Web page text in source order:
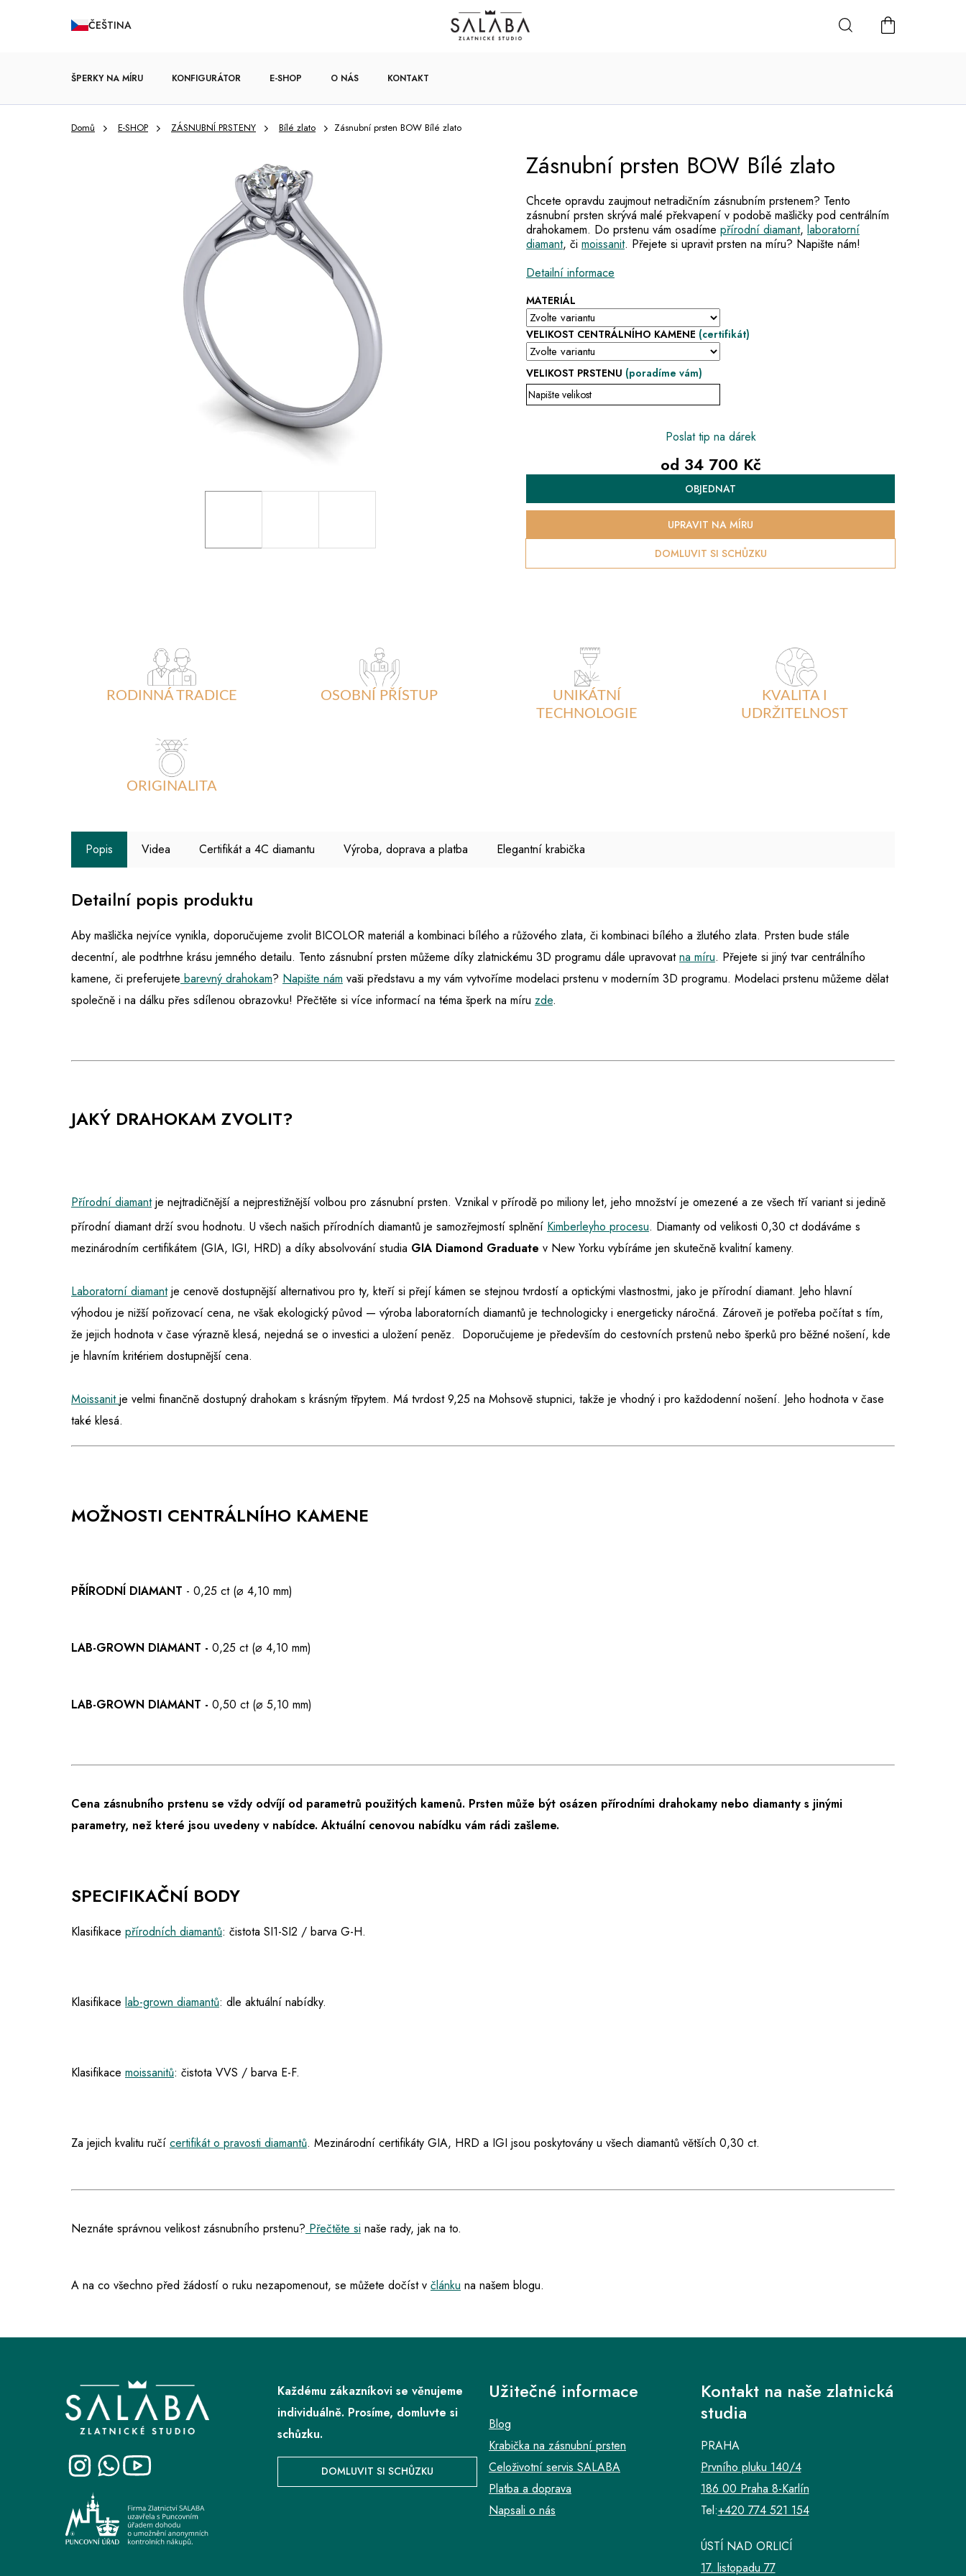
ČEŠTINA
NÁKUPNÍ
ŠPERKY NA MÍRU KONFIGURÁTOR E-SHOP
ZÁSNUBNÍ PRSTENY
O NÁS KONTAKT
Domů E-SHOP ZÁSNUBNÍ PRSTENY Bílé zlato Zásnubní prsten BOW Bílé zlato
MATERIÁL
VELIKOST CENTRÁLNÍHO KAMENE (certifikát)
VELIKOST PRSTENU (poradíme vám)
Chcete opravdu zaujmout netradičním zásnubním prstenem? Tento
zásnubní prsten skrývá malé překvapení v podobě mašličky pod centrálním
drahokamem. Do prstenu vám osadíme přírodní diamant, laboratorní
diamant, či moissanit. Přejete si upravit prsten na míru? Napište nám!
Detailní informace
Zásnubní prsten BOW Bílé zlato
Poslat tip na dárek
od 34 700 Kč
Měrná
cena:
OBJEDNAT
DOMLUVIT SI SCHŮZKU
UPRAVIT NA MÍRU
RODINNÁ TRADICE OSOBNÍ PŘÍSTUP
UNIKÁTNÍ
TECHNOLOGIE
KVALITA I
UDRŽITELNOST
ORIGINALITA
Popis Videa Certifikát a 4C diamantu Výroba, doprava a platba Elegantní krabička
Detailní popis produktu
Aby mašlička nejvíce vynikla, doporučujeme zvolit BICOLOR materiál a kombinaci bílého a růžového zlata, či kombinaci bílého a žlutého zlata. Prsten bude stále
decentní, ale podtrhne krásu jemného detailu. Tento zásnubní prsten můžeme díky zlatnickému 3D programu dále upravovatna míru. Přejete si jiný tvar centrálního
kamene, či preferujete barevný drahokam? Napište nám vaši představu a my vám vytvoříme modelaci prstenu v moderním 3D programu. Modelaci prstenu můžeme dělat
společně i na dálku přes sdílenou obrazovku! Přečtěte si více informací na téma šperk na míru zde.
JAKÝ DRAHOKAM ZVOLIT?
Přírodní diamantje nejtradičnější a nejprestižnější volbou pro zásnubní prsten. Vznikal v přírodě po miliony let, jeho množství je omezené a ze všech tří variant si jedině
přírodní diamant drží svou hodnotu. U všech našich přírodních diamantů je samozřejmostí splnění Kimberleyho procesu. Diamanty od velikosti 0,30 ct dodáváme s
mezinárodním certifikátem (GIA, IGI, HRD) a díky absolvování studia GIA Diamond Graduate v New Yorku vybíráme jen skutečně kvalitní kameny.
Laboratorní diamant je cenově dostupnější alternativou pro ty, kteří si přejí kámen se stejnou tvrdostí a optickými vlastnostmi, jako je přírodní diamant. Jeho hlavní
výhodou je nižší pořizovací cena, ne však ekologický původ — výroba laboratorních diamantů je technologicky i energeticky náročná. Zároveň je potřeba počítat s tím,
že jejich hodnota v čase výrazně klesá, nejedná se o investici a uložení peněz. Doporučujeme je především do cestovních prstenů nebo šperků pro běžné nošení, kde
je hlavním kritériem dostupnější cena.
Moissanit je velmi finančně dostupný drahokam s krásným třpytem. Má tvrdost 9,25 na Mohsově stupnici, takže je vhodný i pro každodenní nošení. Jeho hodnota v čase
také klesá.
MOŽNOSTI CENTRÁLNÍHO KAMENE
PŘÍRODNÍ DIAMANT - 0,25 ct (⌀ 4,10 mm)
LAB-GROWN DIAMANT - 0,25 ct (⌀ 4,10 mm)
LAB-GROWN DIAMANT - 0,50 ct (⌀ 5,10 mm)
Cena zásnubního prstenu se vždy odvíjí od parametrů použitých kamenů. Prsten může být osázen přírodními drahokamy nebo diamanty s jinými
parametry, než které jsou uvedeny v nabídce.Aktuální cenovou nabídku vám rádi zašleme.
SPECIFIKAČNÍ BODY
Klasifikace přírodních diamantů: čistota SI1-SI2 / barva G-H.
Klasifikace lab-grown diamantů: dle aktuální nabídky.
Klasifikace moissanitů: čistota VVS / barva E-F.
Za jejich kvalitu ručí certifikát o pravosti diamantů. Mezinárodní certifikáty GIA, HRD a IGI jsou poskytovány u všech diamantů větších 0,30 ct.
Neznáte správnou velikost zásnubního prstenu? Přečtěte si naše rady, jak na to.
A na co všechno před žádostí o ruku nezapomenout, se můžete dočíst v článku na našem blogu.
Každému zákazníkovi se věnujeme
individuálně. Prosíme, domluvte si
schůzku.
DOMLUVIT SI SCHŮZKU
Užitečné informace
Blog
Krabička na zásnubní prsten
Celoživotní servis SALABA
Platba a doprava
Napsali o nás
Kontakt na naše zlatnická
studia
PRAHA
Prvního pluku 140/4
186 00 Praha 8-Karlín
Tel:+420 774 521 154
ÚSTÍ NAD ORLICÍ
17. listopadu 77